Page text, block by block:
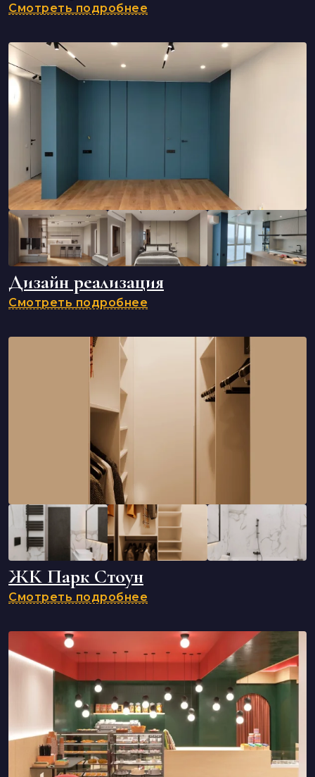
Смотреть подробнее
Дизайн реализация
Смотреть подробнее
ЖК Парк Стоун
Смотреть подробнее